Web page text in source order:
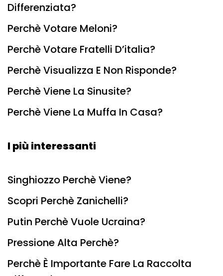
Differenziata?
Perchè Votare Meloni?
Perchè Votare Fratelli D’italia?
Perchè Visualizza E Non Risponde?
Perchè Viene La Sinusite?
Perchè Viene La Muffa In Casa?
I più interessanti
Singhiozzo Perchè Viene?
Scopri Perchè Zanichelli?
Putin Perchè Vuole Ucraina?
Pressione Alta Perchè?
Perchè È Importante Fare La Raccolta